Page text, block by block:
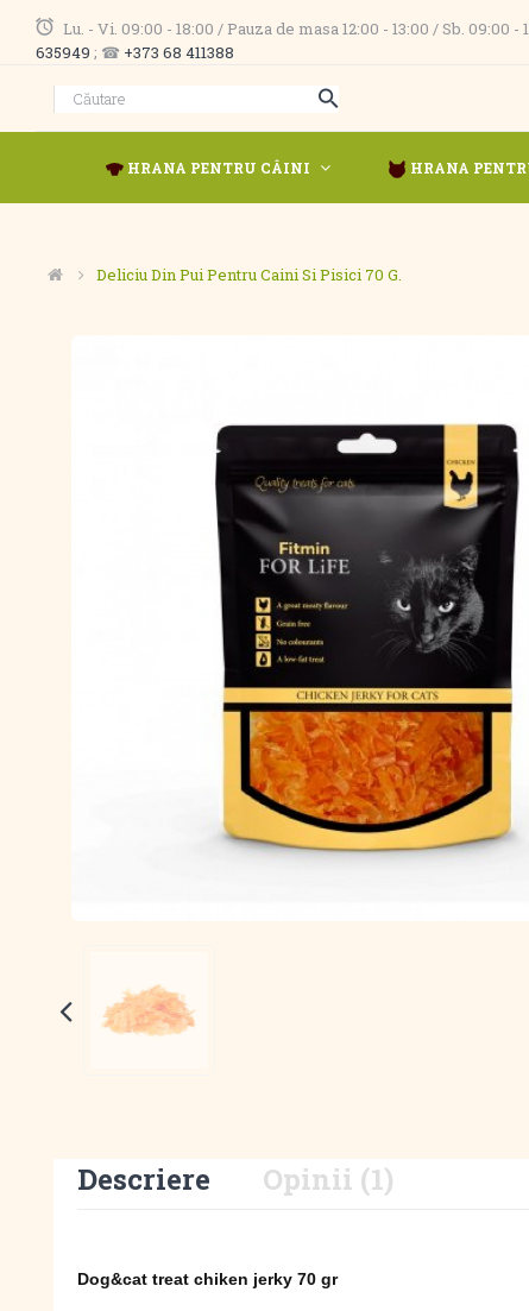
Lu. - Vi. 09:00 - 18:00 / Pauza de masa 12:00 - 13:00 / Sb. 09:00
635949 ; ☎ +373 68 411388
HRANA PENTRU CÂINI HRANA
Deliciu Din Pui Pentru Caini Si Pisici 70 G.
Descriere Opinii (1)
Dog&cat treat chiken jerky 70 gr